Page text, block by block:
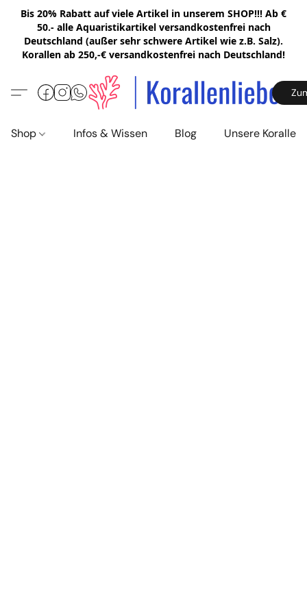
Bis 20% Rabatt auf viele Artikel in unserem SHOP!!! Ab €
50.- alle Aquaristikartikel versandkostenfrei nach
Deutschland (außer sehr schwere Artikel wie z.B. Salz).
Korallen ab 250,-€ versandkostenfrei nach Deutschland!
Shop Infos & Wissen Blog Unsere Korallen